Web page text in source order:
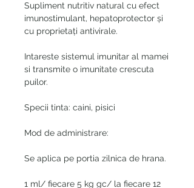
Supliment nutritiv natural cu efect
imunostimulant, hepatoprotector și
cu proprietați antivirale.
Intareste sistemul imunitar al mamei
si transmite o imunitate crescuta
puilor.
Specii tinta: caini, pisici
Mod de administrare:
Se aplica pe portia zilnica de hrana.
1 ml/ fiecare 5 kg gc/ la fiecare 12